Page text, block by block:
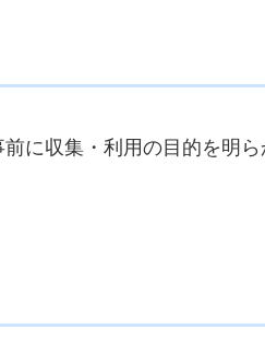
に収集・利用の目的を明